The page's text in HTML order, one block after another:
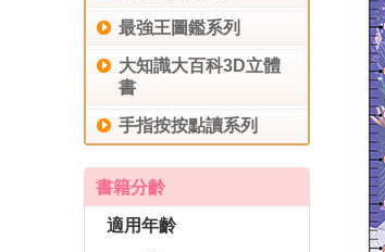
最強王圖鑑系列
大知識大百科3D立體
書
手指按按點讀系列
書籍分齡
適用年齡